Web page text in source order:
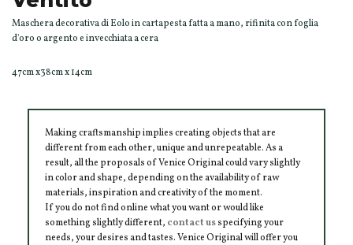
Maschera decorativa di Eolo in cartapesta fatta a mano, rifinita con foglia
d'oro o argento e invecchiata a cera
47cm x38cm x 14cm
Making craftsmanship implies creating objects that are
different from each other, unique and unrepeatable. As a
result, all the proposals of Venice Original could vary slightly
in color and shape, depending on the availability of raw
materials, inspiration and creativity of the moment.
If you do not find online what you want or would like
something slightly different, contact usspecifying your
needs, your desires and tastes. Venice Original will offer you